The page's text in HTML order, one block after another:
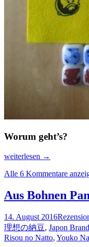
Worum geht’s?
Von
Kunst,
nicht
in
Zange
nehmen
zu
weiterlesen →
Alle 6 Kommentare
Aus Bohnen
14. August 2016
理想の納豆, Japon Brand
Risou no Natto, Youko